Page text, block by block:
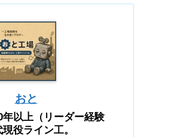
おと
以上（リーダー経験
役ライン工。